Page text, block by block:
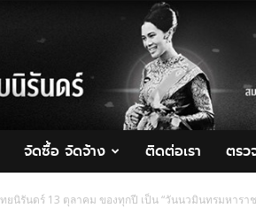
จัดซื้อ จัดจ้าง ติดต่อเรา ตรว
ยนิรันดร์ 13 ตุลาคม ของทุกปี เป็น “วันนวมินทรมหา